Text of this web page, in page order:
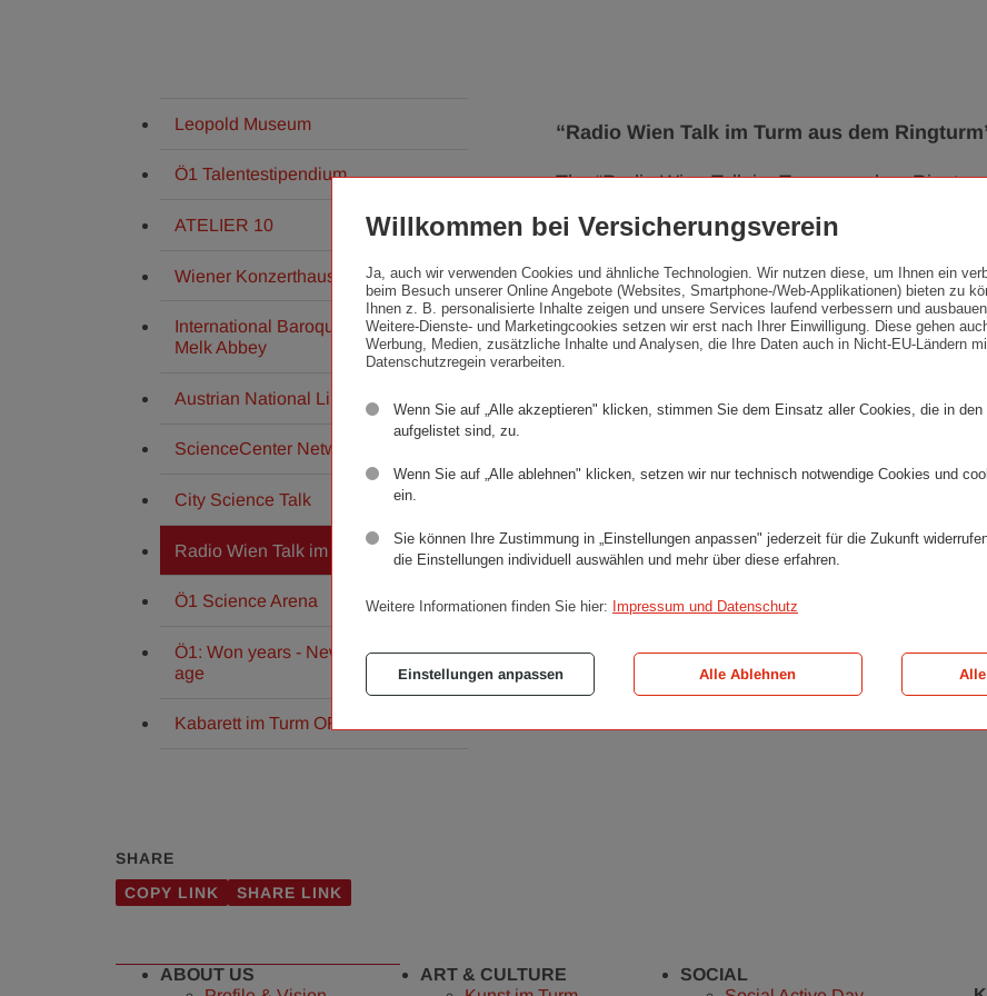
Leopold Museum
Ö1 Talentestipendium
ATELIER 10
Wiener Konzerthaus
International Baroque Festival,
Melk Abbey
Austrian National Library
ScienceCenter Network
City Science Talk
Radio Wien Talk im Turm
Ö1 Science Arena
Ö1: Won years - New ways into old
age
Kabarett im Turm ORFIII
“Radio Wien Talk im Turm aus dem
The “Radio Wien Talk im Turm aus dem
Ringturm tower, was launched in January
Austrian national broadcaster ORF.
The series of discussions on everyday topics
panels made up of experts from the worlds of
culture, politics as well as leading journalists.
The regular debates are recorded by local
More details are available at
http://wien.orf.at/radio/(German only)
SHARE
COPY LINK
SHARE LINK
ABOUT US
ART & CULTURE
SOCIAL
Willkommen bei Versicherungsverein
Ja, auch wir verwenden Cookies und ähnliche Technologien. Wir nutzen diese, um Ihnen ein
beim Besuch unserer Online Angebote (Websites, Smartphone-/Web-Applikationen) bieten zu
Ihnen z. B. personalisierte Inhalte zeigen und unsere Services laufend verbessern und
Weitere-Dienste- und Marketingcookies setzen wir erst nach Ihrer Einwilligung. Diese gehen
Werbung, Medien, zusätzliche Inhalte und Analysen, die Ihre Daten auch in Nicht-EU-Ländern
Datenschutzregein verarbeiten.
Wenn Sie auf „Alle akzeptieren" klicken, stimmen Sie dem Einsatz aller Cookies, die in
aufgelistet sind, zu.
Wenn Sie auf „Alle ablehnen" klicken, setzen wir nur technisch notwendige Cookies und
ein.
Sie können Ihre Zustimmung in „Einstellungen anpassen" jederzeit für die Zukunft
die Einstellungen individuell auswählen und mehr über diese erfahren.
Weitere Informationen finden Sie hier: Impressum und Datenschutz
Einstellungen anpassen Alle Ablehnen